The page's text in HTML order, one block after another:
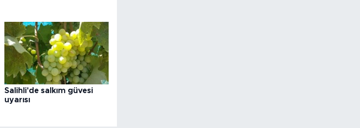
Salihli'de salkım güvesi
uyarısı